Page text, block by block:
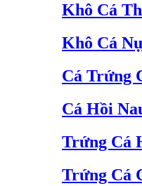
Khô Cá
Khô Cá
Cá Trứng
Cá Hồi
Trứng Cá
Trứng Cá